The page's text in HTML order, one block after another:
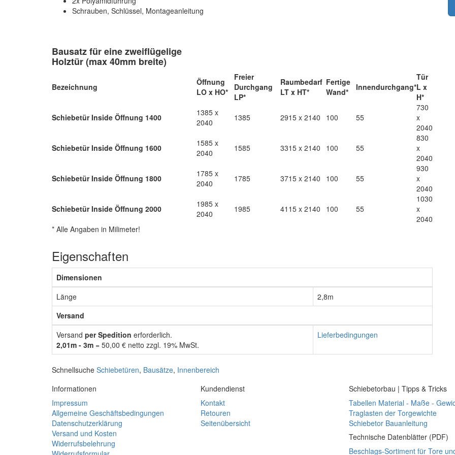
Schrauben, Schlüssel, Montageanleitung
Bausatz für eine zweiflügelige
Holztür (max 40mm breite)
Bezeichnung
Öffnung
LO x HO*
Freier
Durchgang
LP*
Raumbedarf
LT x HT*
Fertige
Wand*
Innendurchgang*
Tür
L x
H*
Schiebetür Inside Öffnung 1400
1385 x
2040
1385 2915 x 2140 100 55
730
x
2040
Schiebetür Inside Öffnung 1600
1585 x
2040
1585 3315 x 2140 100 55
830
x
2040
Schiebetür Inside Öffnung 1800
1785 x
2040
1785 3715 x 2140 100 55
930
x
2040
Schiebetür Inside Öffnung 2000
1985 x
2040
1985 4115 x 2140 100 55
1030
x
2040
* Alle Angaben in Milimeter!
Eigenschaften
Dimensionen
Länge
2,8m
Versand
Versand per Spedition erforderlich.
2,01m - 3m = 50,00 € netto zzgl. 19% MwSt.
Lieferbedingungen
Schnellsuche Schiebetüren, Bausätze, Innenbereich
Informationen
Impressum
Allgemeine Geschäftsbedingungen
Datenschutzerklärung
Versand und Kosten
Widerrufsbelehrung
Kundendienst
Kontakt
Retouren
Seitenübersicht
Schiebetorbau | Tipps & Tricks
Tabellen Material - Maße -
Traglasten der Torgewichte
Schiebetor Bauanleitung
Technische Datenblätter (PDF)
Beschlags-Sortiment für Tore